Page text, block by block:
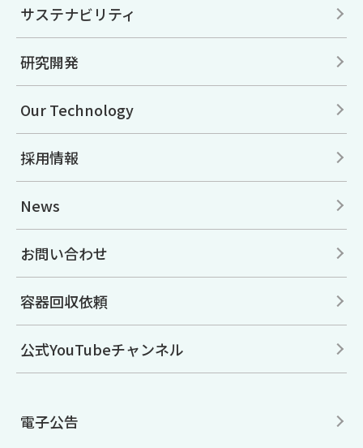
サステナビリティ
研究開発
Our Technology
採用情報
News
お問い合わせ
容器回収依頼
公式YouTubeチャンネル
電子公告